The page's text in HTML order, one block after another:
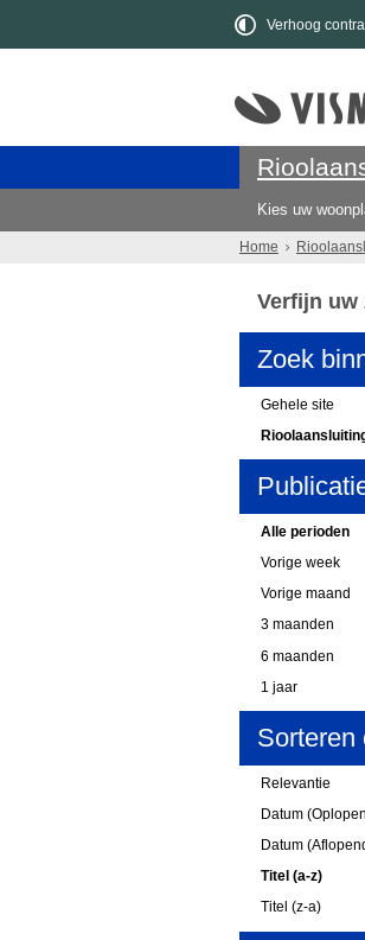
Verhoog
Kies uw
Home
Verfijn uw
Zoek
Gehele site
Alle perioden
Vorige week
Vorige maand
3 maanden
6 maanden
1 jaar
Sorteren
Relevantie
Datum
Datum
Titel (a-z)
Titel (z-a)